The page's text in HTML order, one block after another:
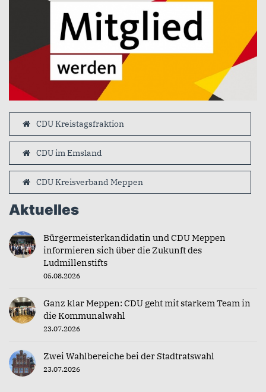
CDU Kreistagsfraktion
CDU im Emsland
CDU Kreisverband Meppen
Aktuelles
Bürgermeisterkandidatin und CDU Meppen
informieren sich über die Zukunft des
Ludmillenstifts
05.08.2026
Ganz klar Meppen: CDU geht mit starkem Team in
die Kommunalwahl
23.07.2026
Zwei Wahlbereiche bei der Stadtratswahl
23.07.2026